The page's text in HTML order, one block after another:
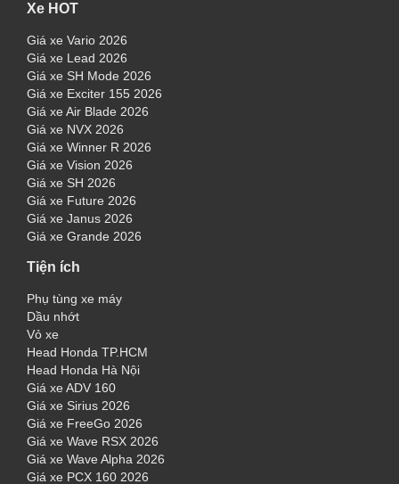
Xe HOT
Giá xe Vario 2026
Giá xe Lead 2026
Giá xe SH Mode 2026
Giá xe Exciter 155 2026
Giá xe Air Blade 2026
Giá xe NVX 2026
Giá xe Winner R 2026
Giá xe Vision 2026
Giá xe SH 2026
Giá xe Future 2026
Giá xe Janus 2026
Giá xe Grande 2026
Tiện ích
Phụ tùng xe máy
Dầu nhớt
Vỏ xe
Head Honda TP.HCM
Head Honda Hà Nội
Giá xe ADV 160
Giá xe Sirius 2026
Giá xe FreeGo 2026
Giá xe Wave RSX 2026
Giá xe Wave Alpha 2026
Giá xe PCX 160 2026